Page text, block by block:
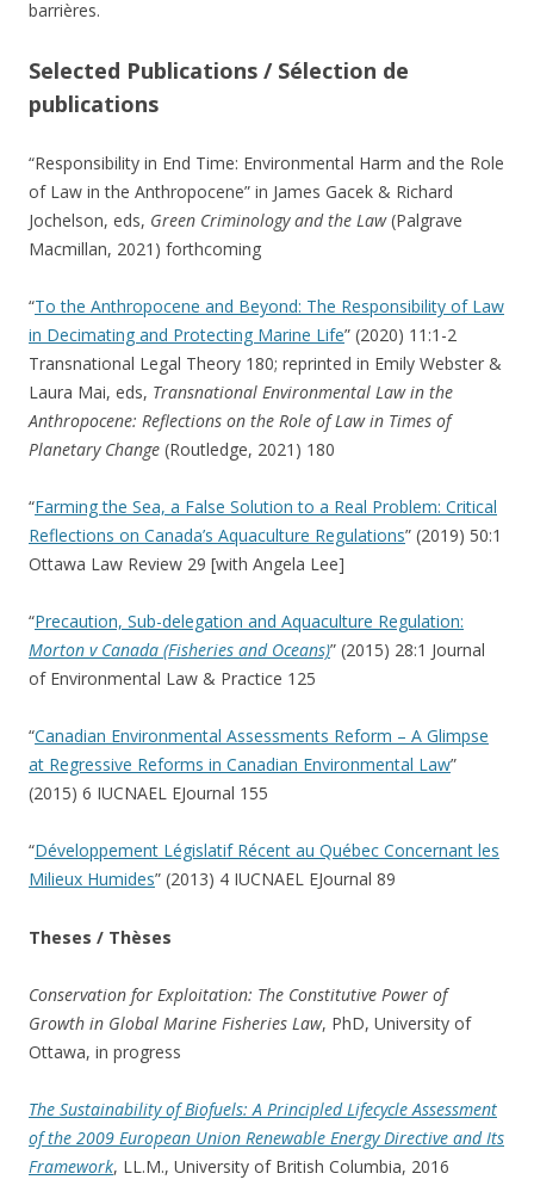
barrières.
Selected Publications / Sélection de
publications
“Responsibility in End Time: Environmental Harm and the Role
of Law in the Anthropocene” in James Gacek & Richard
Jochelson, eds, Green Criminology and the Law(Palgrave
Macmillan, 2021) forthcoming
“To the Anthropocene and Beyond: The Responsibility of Law
in Decimating and Protecting Marine Life” (2020) 11:1-2
Transnational Legal Theory 180; reprinted in Emily Webster &
Laura Mai, eds, Transnational Environmental Law in the
Anthropocene: Reflections on the Role of Law in Times of
Planetary Change (Routledge, 2021) 180
“Farming the Sea, a False Solution to a Real Problem: Critical
Reflections on Canada’s Aquaculture Regulations” (2019) 50:1
Ottawa Law Review 29 [with Angela Lee]
“Precaution, Sub-delegation and Aquaculture Regulation:
Morton v Canada (Fisheries and Oceans)” (2015) 28:1 Journal
of Environmental Law & Practice 125
“Canadian Environmental Assessments Reform – A Glimpse
at Regressive Reforms in Canadian Environmental Law”
(2015) 6 IUCNAEL EJournal 155
“Développement Législatif Récent au Québec Concernant les
Milieux Humides” (2013) 4 IUCNAEL EJournal 89
Theses / Thèses
Conservation for Exploitation: The Constitutive Power of
Growth in Global Marine Fisheries Law, PhD, University of
Ottawa, in progress
The Sustainability of Biofuels: A Principled Lifecycle Assessment
of the 2009 European Union Renewable Energy Directive and Its
Framework, LL.M., University of British Columbia, 2016